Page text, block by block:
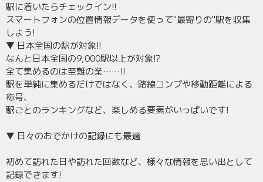
駅に着いたらチェックイン!!
スマートフォンの位置情報データを使って"最寄りの"駅を収集
しよう!
▼ 日本全国の駅が対象!!
なんと日本全国の9,000駅以上が対象!?
全て集めるのは至難の業……!!
駅を単純に集めるだけではなく、路線コンプや移動距離による
称号、
駅ごとのランキングなど、楽しめる要素がいっぱいです!
▼ 日々のおでかけの記録にも最適
初めて訪れた日や訪れた回数など、様々な情報を思い出として
記録できます!